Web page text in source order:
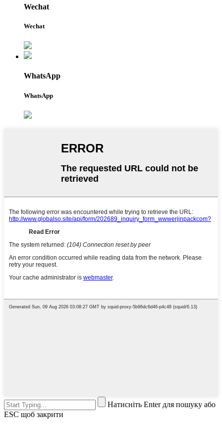
Wechat
Wechat
WhatsApp
WhatsApp
Натисніть Enter для пошуку або
ESC щоб закрити